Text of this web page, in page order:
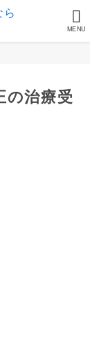
MENU
の治療受